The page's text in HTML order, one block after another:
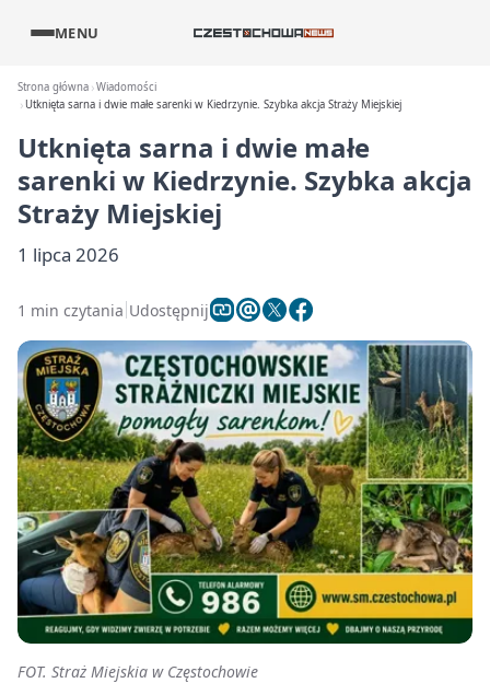
MENU
Strona główna Wiadomości
Utknięta sarna i dwie małe sarenki w Kiedrzynie. Szybka akcja Straży Miejskiej
Utknięta sarna i dwie małe
sarenki w Kiedrzynie. Szybka akcja
Straży Miejskiej
1 lipca 2026
1 min czytania Udostępnij
FOT. Straż Miejskia w Częstochowie